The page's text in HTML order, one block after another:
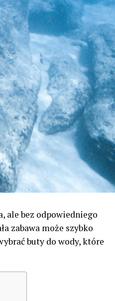
ale bez odpowiedniego
zabawa może szybko
buty do wody, które